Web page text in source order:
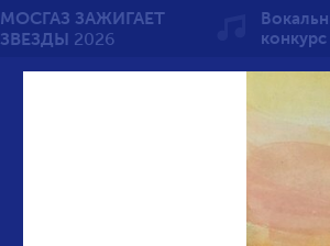
МОСГАЗ ЗАЖИГАЕТ
ЗВЕЗДЫ 2026
конкурс